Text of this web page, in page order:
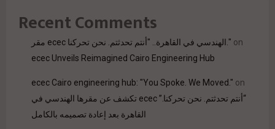
Recent Comments
مقر ecec الهندسي في القاهرة.. "أنتم تحدثتم. نحن تحركنا." on
ecec Unveils Reimagined Cairo Engineering Hub
ecec Cairo engineering hub: "You Spoke. We Moved." on
“أنتم تحدثتم. نحن تحركنا.” ecec تكشف عن مقرها الهندسي في
القاهرة بعد إعادة تصميمه بالكامل